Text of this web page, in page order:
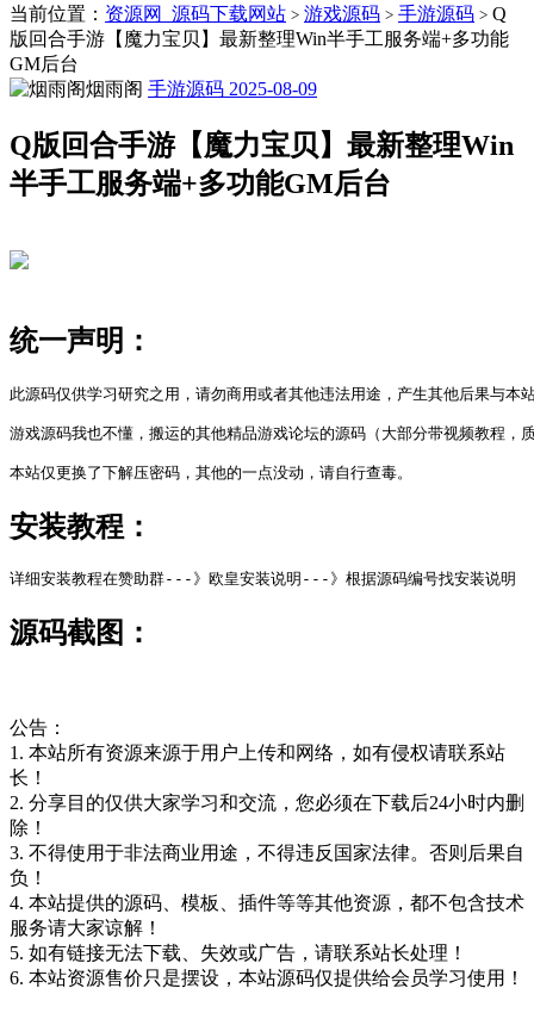
当前位置： 资源网_源码下载网站 > 游戏源码 > 手游源码 > Q
版回合手游【魔力宝贝】最新整理Win半手工服务端+多功能
GM后台
烟雨阁 手游源码 2025-08-09
Q版回合手游【魔力宝贝】最新整理Win
半手工服务端+多功能GM后台
统一声明：
此源码仅供学习研究之用，请勿商用或者其他违法用途，产生其他后果与本
游戏源码我也不懂，搬运的其他精品游戏论坛的源码（大部分带视频教程，
本站仅更换了下解压密码，其他的一点没动，请自行查毒。
安装教程：
详细安装教程在赞助群---》欧皇安装说明---》根据源码编号找安装说明
源码截图：
公告：
1. 本站所有资源来源于用户上传和网络，如有侵权请联系站
长！
2. 分享目的仅供大家学习和交流，您必须在下载后24小时内删
除！
3. 不得使用于非法商业用途，不得违反国家法律。否则后果自
负！
4. 本站提供的源码、模板、插件等等其他资源，都不包含技术
服务请大家谅解！
5. 如有链接无法下载、失效或广告，请联系站长处理！
6. 本站资源售价只是摆设，本站源码仅提供给会员学习使用！